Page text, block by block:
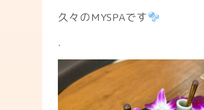
久々のMYSPAです
.